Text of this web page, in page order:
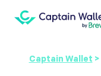
Captain Wallet >